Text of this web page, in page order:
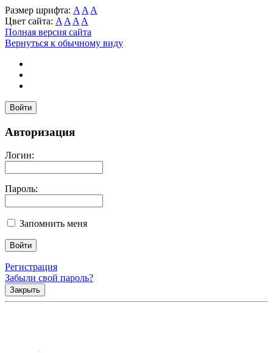
Размер шрифта: A A A
Цвет сайта: A A A A
Полная версия сайта
Вернуться к обычному виду
Войти
Авторизация
Логин:
Пароль:
Запомнить меня
Регистрация
Забыли свой пароль?
Закрыть